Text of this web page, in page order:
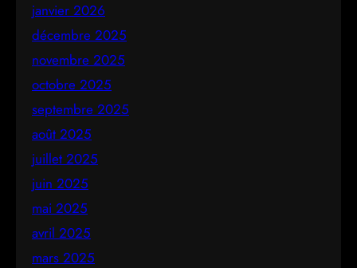
janvier 2026
décembre 2025
novembre 2025
octobre 2025
septembre 2025
août 2025
juillet 2025
juin 2025
mai 2025
avril 2025
mars 2025